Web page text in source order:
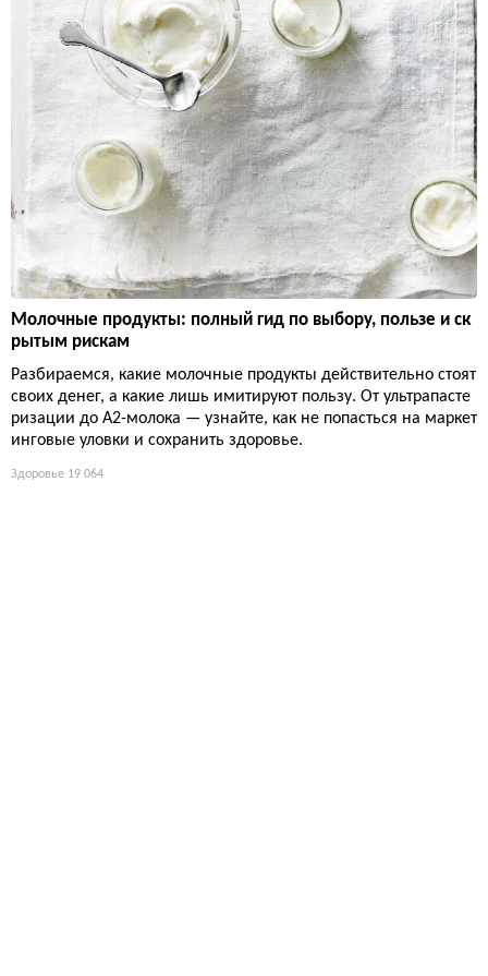
Молочные продукты: полный гид по выбору, пользе и ск
рытым рискам
Разбираемся, какие молочные продукты действительно стоят
своих денег, а какие лишь имитируют пользу. От ультрапасте
ризации до А2-молока — узнайте, как не попасться на маркет
инговые уловки и сохранить здоровье.
Здоровье 19 064